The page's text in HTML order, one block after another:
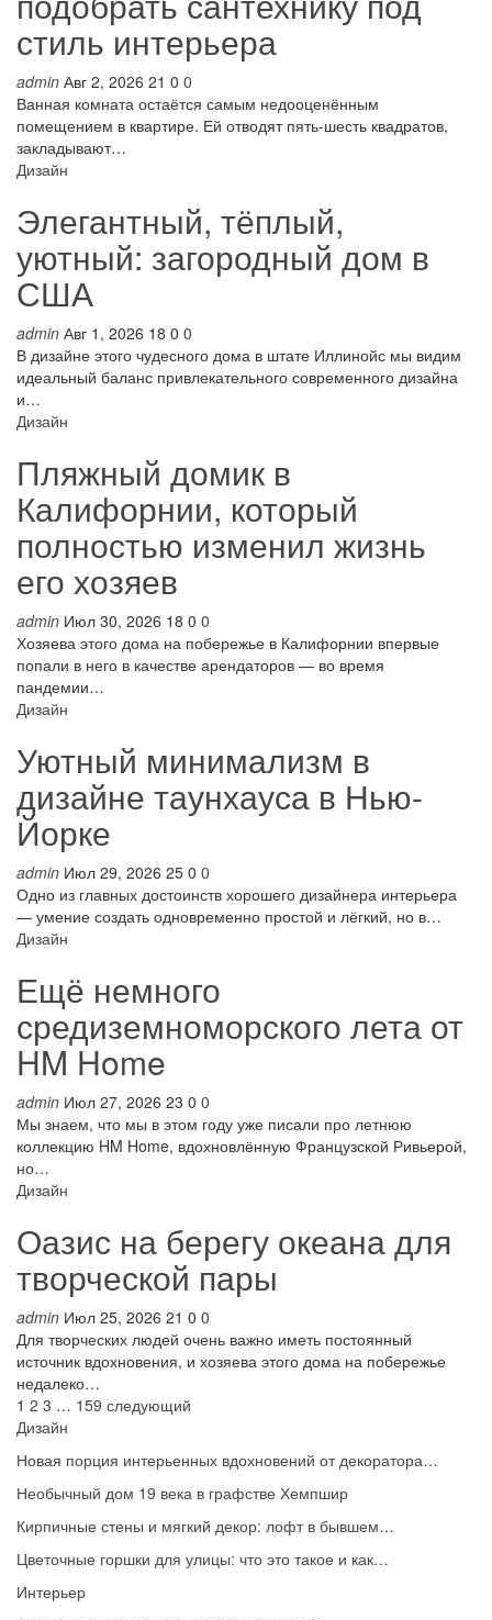
стиль интерьера
admin Авг 2, 2026 21 0 0
Ванная комната остаётся самым недооценённым
помещением в квартире. Ей отводят пять-шесть квадратов,
закладывают…
Дизайн
Элегантный, тёплый,
уютный: загородный дом в
США
admin Авг 1, 2026 18 0 0
В дизайне этого чудесного дома в штате Иллинойс мы видим
идеальный баланс привлекательного современного дизайна
и…
Дизайн
Пляжный домик в
Калифорнии, который
полностью изменил жизнь
его хозяев
admin Июл 30, 2026 18 0 0
Хозяева этого дома на побережье в Калифорнии впервые
попали в него в качестве арендаторов — во время
пандемии…
Дизайн
Уютный минимализм в
дизайне таунхауса в Нью-
Йорке
admin Июл 29, 2026 25 0 0
Одно из главных достоинств хорошего дизайнера интерьера
— умение создать одновременно простой и лёгкий, но в…
Дизайн
Ещё немного
средиземноморского лета от
HM Home
admin Июл 27, 2026 23 0 0
Мы знаем, что мы в этом году уже писали про летнюю
коллекцию HM Home, вдохновлённую Французской Ривьерой,
но…
Дизайн
Оазис на берегу океана для
творческой пары
admin Июл 25, 2026 21 0 0
Для творческих людей очень важно иметь постоянный
источник вдохновения, и хозяева этого дома на побережье
недалеко…
1 2 3 … 159 следующий
Дизайн
Новая порция интерьенных вдохновений от декоратора…
Необычный дом 19 века в графстве Хемпшир
Кирпичные стены и мягкий декор: лофт в бывшем…
Цветочные горшки для улицы: что это такое и как…
Интерьер